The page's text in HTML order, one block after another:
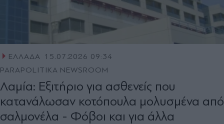
ΕΛΛΑΔΑ 15.07.2026 09:34
PARAPOLITIKA NEWSROOM
Λαμία: Εξιτήριο για ασθενείς που
κατανάλωσαν κοτόπουλα μολυσμένα από
σαλμονέλα - Φόβοι και για άλλα